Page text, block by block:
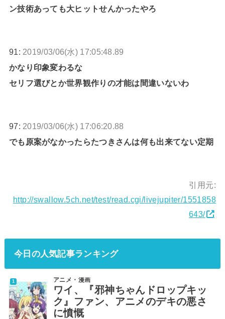
ン技術あっても大ヒットせんかったやろ
91: 2019/03/06(水) 17:05:48.89
かなり印象変わるな
セリフ選びとか世界観作りの才能は間違いないわ
97: 2019/03/06(水) 17:06:20.88
でも原案がなかったらたつきさんは何も出来てない定期
引用元:
http://swallow.5ch.net/test/read.cgi/livejupiter/1551858
643/
今日の人気記事ランキング
アニメ・漫画
ワイ、『邪神ちゃんドロップキッ
ク』ファン、アニメのデキの悪さ
に憤慨